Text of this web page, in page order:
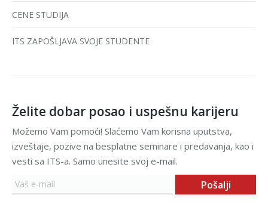
CENE STUDIJA
ITS ZAPOŠLJAVA SVOJE STUDENTE
Želite dobar posao i uspešnu karijeru
Možemo Vam pomoći! Slaćemo Vam korisna uputstva,
izveštaje, pozive na besplatne seminare i predavanja, kao i
vesti sa ITS-a. Samo unesite svoj e-mail.